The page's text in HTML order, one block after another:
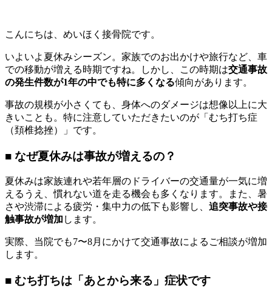
こんにちは、めいほく接骨院です。
いよいよ夏休みシーズン。家族でのお出かけや旅行など、車
での移動が増える時期ですね。しかし、この時期は交通事故
の発生件数が1年の中でも特に多くなる傾向があります。
事故の規模が小さくても、身体へのダメージは想像以上に大
きいことも。特に注意していただきたいのが「むち打ち症
（頚椎捻挫）」です。
■ なぜ夏休みは事故が増えるの？
夏休みは家族連れや若年層のドライバーの交通量が一気に増
えるうえ、慣れない道を走る機会も多くなります。また、暑
さや渋滞による疲労・集中力の低下も影響し、 追突事故や接
触事故が増加 します。
実際、当院でも7〜8月にかけて交通事故によるご相談が増加
します。
■ むち打ちは「あとから来る」症状です